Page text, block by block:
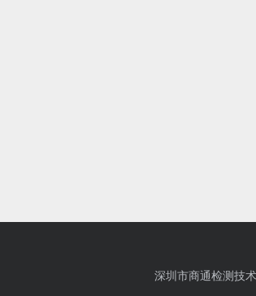
深圳市商通检测技